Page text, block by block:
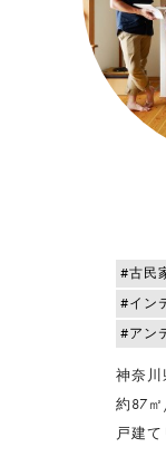
#古民
#イン
#アン
神奈川
約87
戸建